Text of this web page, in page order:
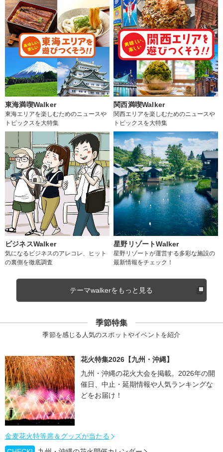
東海満喫Walker
東海エリアを楽しむためのニュースや
トピックスを大特集
関西満喫Walker
関西エリアを楽しむためのニュースや
トピックスを大特集
ビジネスWalker
気になるビジネスのアレコレ、ヒット
の裏側を徹底調査
星野リゾートWalker
星野リゾートが運営する多彩な施設の
最新情報をチェック！
テーマwalkerをもっと見る
季節特集
季節を感じる人気のスポットやイベントを紹介
花火特集2026【九州・沖縄】
九州・沖縄の花火大会を掲載。2026年の開
催日、中止・延期情報や人気ランキングな
どをお届け！
金麦花火特等席＆グッズが当たる